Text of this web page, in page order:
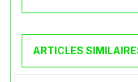
ARTICLES